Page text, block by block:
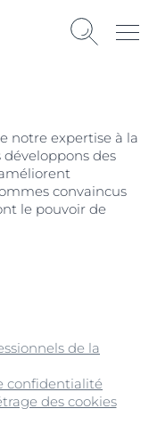
notre expertise à la
développons des
convaincus
le pouvoir de
de la
confidentialité
des cookies